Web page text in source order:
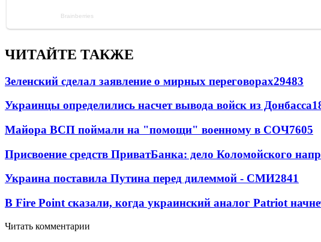
ЧИТАЙТЕ ТАКЖЕ
Зеленский сделал заявление о мирных переговорах29483
Украинцы определились насчет вывода войск из Донбасса
Майора ВСП поймали на "помощи" военному в СОЧ7605
Присвоение средств ПриватБанка: дело Коломойского
Украина поставила Путина перед дилеммой - СМИ2841
В Fire Point сказали, когда украинский аналог Patriot
Читать комментарии